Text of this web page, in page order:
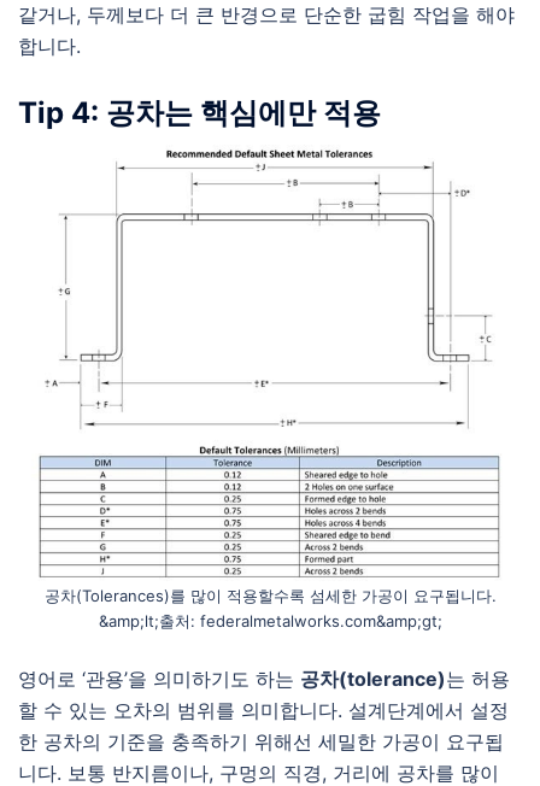
같거나, 두께보다 더 큰 반경으로 단순한 굽힘 작업을 해야
합니다.
Tip 4: 공차는 핵심에만 적용
공차(Tolerances)를 많이 적용할수록 섬세한 가공이 요구됩니다.
&amp;lt;출처: federalmetalworks.com&amp;gt;
영어로 ‘관용’을 의미하기도 하는 공차(tolerance)는 허용
할 수 있는 오차의 범위를 의미합니다. 설계단계에서 설정
한 공차의 기준을 충족하기 위해선 세밀한 가공이 요구됩
니다. 보통 반지름이나, 구멍의 직경, 거리에 공차를 많이